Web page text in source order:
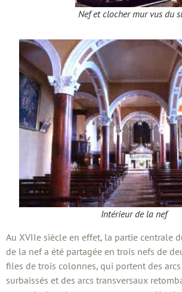
Nef et clocher mur vus du
Intérieur de la nef
Au XVIIe siècle en effet, la partie centrale
de la nef a été partagée en trois nefs de
files de trois colonnes, qui portent des
surbaissés et des arcs transversaux